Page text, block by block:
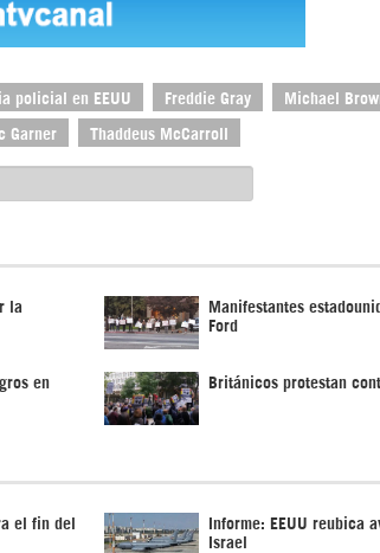
policial en EEUU Freddie Gray Michael
Garner Thaddeus McCarroll
la Manifestantes
Ford
en Británicos protestan
el fin del Informe: EEUU reubica
Israel